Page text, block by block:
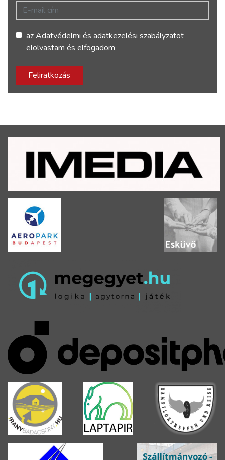
E-mail cím
azAdatvédelmi és adatkezelési szabályzatot
elolvastam és elfogadom
Feliratkozás